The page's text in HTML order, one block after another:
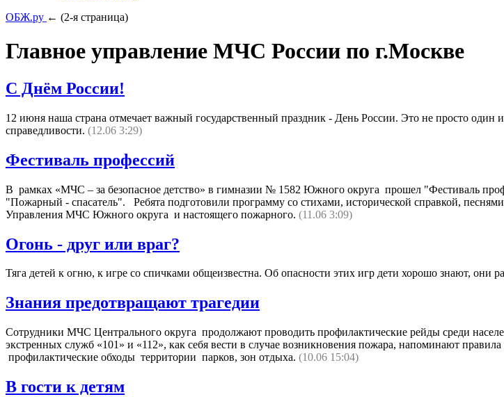
ОБЖ.ру ← (2-я страница)
Главное управление МЧС России по г.Москве
С Днём России!
12 июня наша страна отмечает важный государственный праздник - День России. Это не просто один
справедливости. (12.06 3:29)
Фестиваль профессий
В рамках «МЧС – за безопасное детство» в гимназии № 1582 Южного округа прошел "Фестиваль
"Пожарный - спасатель". Ребята подготовили программу со стихами, исторической справкой,
Управления МЧС Южного округа и настоящего пожарного. (11.06 3:09)
Огонь - друг или враг?
Тяга детей к огню, к игре со спичками общеизвестна. Об опасности этих игр дети хорошо знают,
Знания предотвращают трагедии
Сотрудники МЧС Центрального округа продолжают проводить профилактические рейды среди
экстренных служб «101» и «112», как себя вести в случае возникновения пожара, напоминают
профилактические обходы территории парков, зон отдыха. (10.06 15:04)
В гости к детям